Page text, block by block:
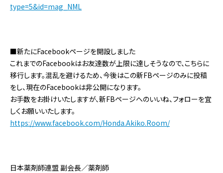
type=5&id=mag_NML
■新たにFacebookページを開設しました
これまでのFacebookはお友達数が上限に達しそうなので、こちらに
移行します。混乱を避けるため、今後はこの新FBページのみに投稿
をし、現在のFacebookは非公開になります。
お手数をお掛けいたしますが、新FBページへのいいね、フォローを宜
しくお願いいたします。
https://www.facebook.com/Honda.Akiko.Room/
日本薬剤師連盟 副会長／薬剤師